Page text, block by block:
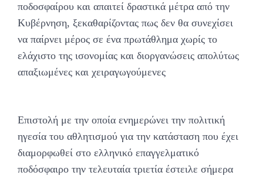
ποδοσφαίρου και απαιτεί δραστικά μέτρα από την
Κυβέρνηση, ξεκαθαρίζοντας πως δεν θα συνεχίσει
να παίρνει μέρος σε ένα πρωτάθλημα χωρίς το
ελάχιστο της ισονομίας και διοργανώσεις απολύτως
απαξιωμένες και χειραγωγούμενες
Επιστολή με την οποία ενημερώνει την πολιτική
ηγεσία του αθλητισμού για την κατάσταση που έχει
διαμορφωθεί στο ελληνικό επαγγελματικό
ποδόσφαιρο την τελευταία τριετία έστειλε σήμερα